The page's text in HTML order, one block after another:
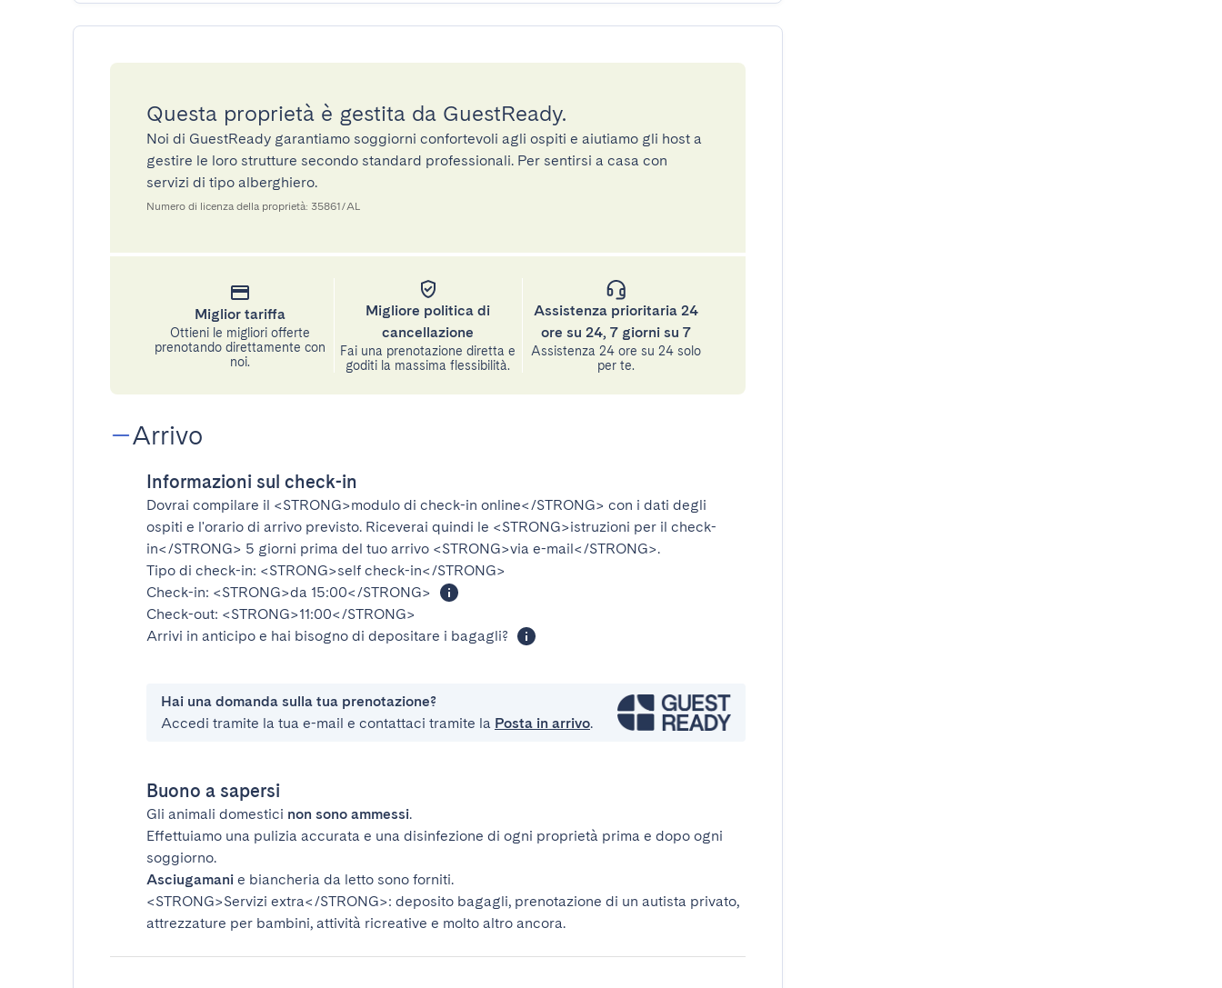
Questa proprietà è gestita da GuestReady.
Noi di GuestReady garantiamo soggiorni confortevoli agli ospiti e aiutiamo gli host a
gestire le loro strutture secondo standard professionali. Per sentirsi a casa con
servizi di tipo alberghiero.
Numero di licenza della proprietà: 35861/AL
Miglior tariffa
Ottieni le migliori offerte
prenotando direttamente con
noi.
Migliore politica di
cancellazione
Fai una prenotazione diretta e
goditi la massima flessibilità.
Assistenza prioritaria 24
ore su 24, 7 giorni su 7
Assistenza 24 ore su 24 solo
per te.
Arrivo
Informazioni sul check-in
Dovrai compilare il <STRONG>modulo di check-in online</STRONG> con i dati degli
ospiti e l'orario di arrivo previsto. Riceverai quindi le <STRONG>istruzioni per il check-
in</STRONG> 5 giorni prima del tuo arrivo <STRONG>via e-mail</STRONG>.
Tipo di check-in: <STRONG>self check-in</STRONG>
Check-in: <STRONG>da 15:00</STRONG>
Check-out: <STRONG>11:00</STRONG>
Arrivi in anticipo e hai bisogno di depositare i bagagli?
Hai una domanda sulla tua prenotazione?
Accedi tramite la tua e-mail e contattaci tramite la Posta in arrivo.
Buono a sapersi
Gli animali domestici non sono ammessi.
Effettuiamo una pulizia accurata e una disinfezione di ogni proprietà prima e dopo ogni
soggiorno.
Asciugamani e biancheria da letto sono forniti.
<STRONG>Servizi extra</STRONG>: deposito bagagli, prenotazione di un autista privato,
attrezzature per bambini, attività ricreative e molto altro ancora.